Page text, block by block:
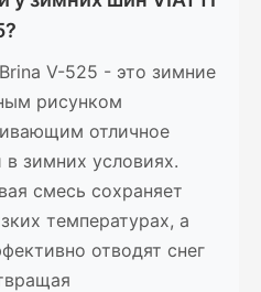
V-525 - это зимние
рисунком
отличное
зимних условиях.
смесь сохраняет
температурах, а
отводят снег